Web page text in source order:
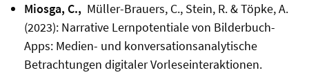
Miosga, C., Müller-Brauers, C., Stein, R. & Töpke, A.
(2023): Narrative Lernpotentiale von Bilderbuch-
Apps: Medien- und konversationsanalytische
Betrachtungen digitaler Vorleseinteraktionen.